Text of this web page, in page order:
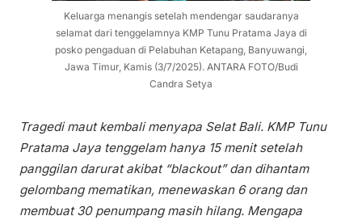
Keluarga menangis setelah mendengar saudaranya
selamat dari tenggelamnya KMP Tunu Pratama Jaya di
posko pengaduan di Pelabuhan Ketapang, Banyuwangi,
Jawa Timur, Kamis (3/7/2025). ANTARA FOTO/Budi
Candra Setya
Tragedi maut kembali menyapa Selat Bali. KMP Tunu
Pratama Jaya tenggelam hanya 15 menit setelah
panggilan darurat akibat “blackout” dan dihantam
gelombang mematikan, menewaskan 6 orang dan
membuat 30 penumpang masih hilang. Mengapa